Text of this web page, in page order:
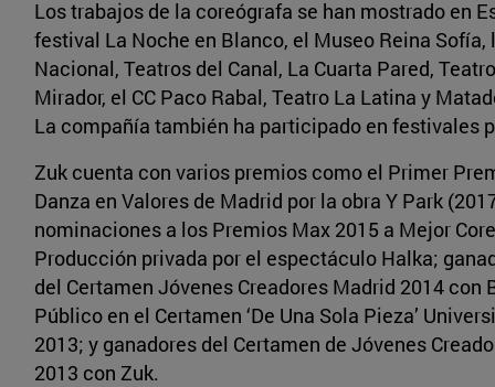
Los trabajos de la coreógrafa se han mostrado en
festival La Noche en Blanco, el Museo Reina
Nacional, Teatros del Canal, La Cuarta Pared,
Mirador, el CC Paco Rabal, Teatro La Latina y
La compañía también ha participado en festivales
Zuk cuenta con varios premios como el Primer
Danza en Valores de Madrid por la obra Y Park
nominaciones a los Premios Max 2015 a Mejor
Producción privada por el espectáculo Halka;
del Certamen Jóvenes Creadores Madrid 2014 con
Público en el Certamen ‘De Una Sola Pieza’
2013; y ganadores del Certamen de Jóvenes
2013 con Zuk.